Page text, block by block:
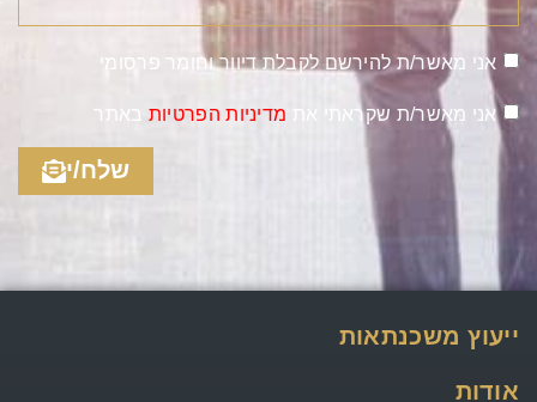
אני מאשר/ת להירשם לקבלת דיוור וחומר פרסומי
אני מאשר/ת שקראתי את מדיניות הפרטיות באתר
שלח/י
ייעוץ משכנתאות
אודות